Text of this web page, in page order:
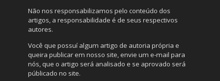
Não nos responsabilizamos pelo conteúdo dos
artigos, a responsabilidade é de seus respectivos
autores.
Você que possuí algum artigo de autoria própria e
queira publicar em nosso site, envie um e-mail para
nós, que o artigo será analisado e se aprovado será
públicado no site.